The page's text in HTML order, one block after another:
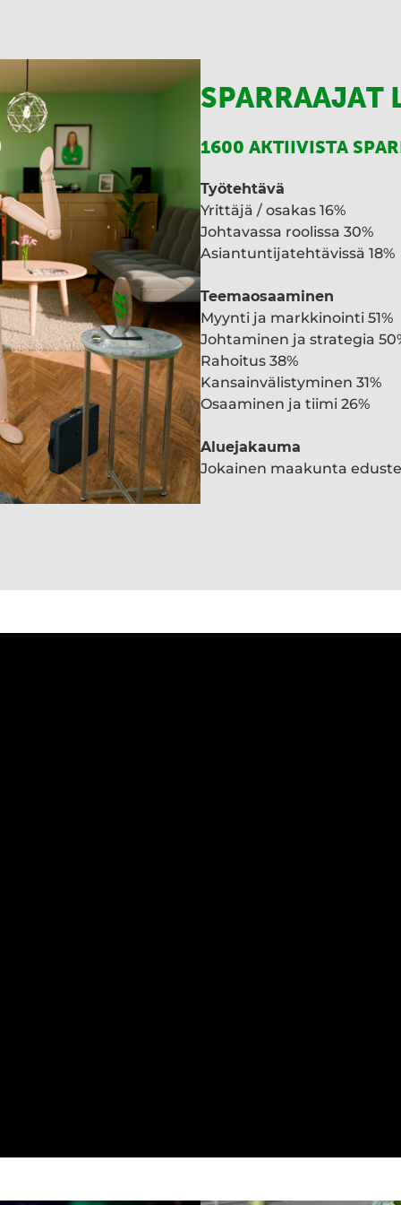
SPARRAAJAT
1600 AKTIIVISTA
Työtehtävä
Yrittäjä / osakas 16%
Johtavassa roolissa 30%
Asiantuntijatehtävissä 18%
Teemaosaaminen
Myynti ja markkinointi 51%
Johtaminen ja strategia
Rahoitus 38%
Kansainvälistyminen 31%
Osaaminen ja tiimi 26%
Aluejakauma
Jokainen maakunta